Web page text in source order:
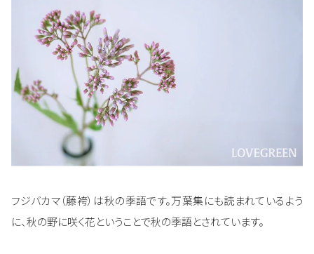
フジバカマ（藤袴）は秋の季語です。万葉集にも読まれているよう
に、秋の野に咲く花ということで秋の季語とされています。